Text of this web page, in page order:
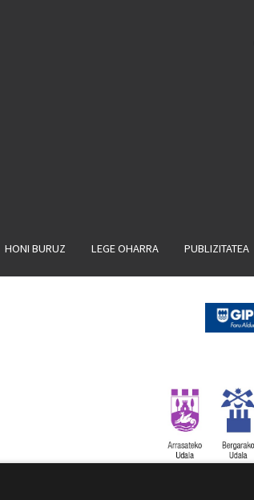
HONI BURUZ LEGE OHARRA PUBLIZITATEA